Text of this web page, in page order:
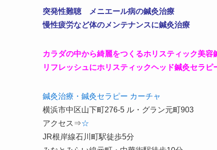
突発性難聴 メニエール病の鍼灸治療
慢性疲労など体のメンテナンスに鍼灸治療
カラダの中から綺麗をつくるホリスティック美容
リフレッシュにホリスティックヘッド鍼灸セラピ
鍼灸治療・鍼灸セラピー カーチャ
横浜市中区山下町276-5 ル・グラン元町903
アクセス⇒☆
JR根岸線石川町駅徒歩5分